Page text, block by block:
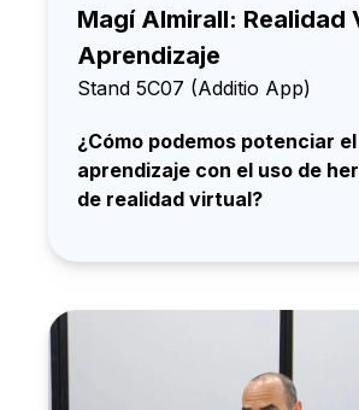
Magí Almirall: Realidad
Aprendizaje
Stand 5C07 (Additio App)
¿Cómo podemos potenciar el
aprendizaje con el uso de
de realidad virtual?